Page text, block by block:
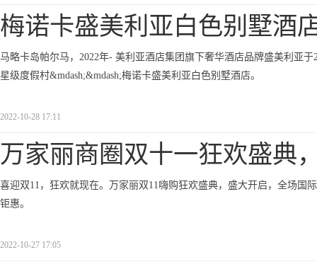
梅诺卡盛美利亚白色别墅酒
马略卡岛帕尔马，2022年- 美利亚酒店集团旗下奢华酒店品牌盛美利亚于
星级度假村&mdash;&mdash;梅诺卡盛美利亚白色别墅酒店。
2022-10-28 17:11
万家丽商圈双十一狂欢盛典
喜迎双11，狂欢就现在。万家丽双11嗨购狂欢盛典，盛大开启，全场国
钜惠。
2022-10-27 17:05